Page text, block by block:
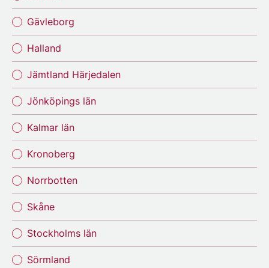
Gävleborg
Halland
Jämtland Härjedalen
Jönköpings län
Kalmar län
Kronoberg
Norrbotten
Skåne
Stockholms län
Sörmland